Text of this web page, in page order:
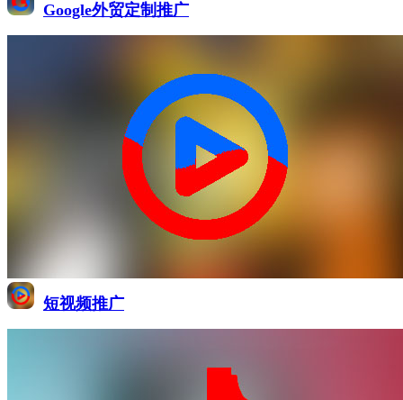
Google外贸定制推广
短视频推广